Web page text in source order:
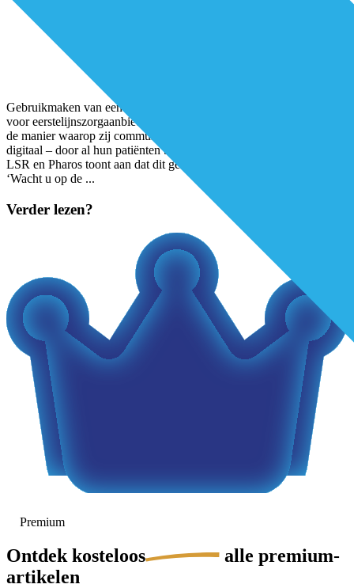
Gebruikmaken van een cliëntenraad kan grote meerwaarde hebben
voor eerstelijnszorgaanbieders. Bijvoorbeeld om te garanderen dat
de manier waarop zij communiceren – schriftelijk en (steeds vaker)
digitaal – door al hun patiënten begrepen wordt. Een project van het
LSR en Pharos toont aan dat dit geen vanzelfsprekendheid is.
‘Wacht u op de ...
Verder lezen?
Premium
Ontdek kosteloos
alle premium-
artikelen